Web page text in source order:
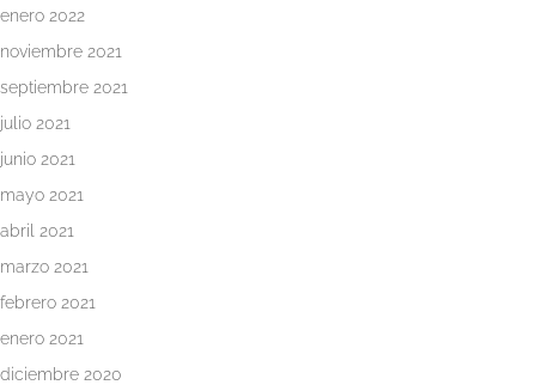
enero 2022
noviembre 2021
septiembre 2021
julio 2021
junio 2021
mayo 2021
abril 2021
marzo 2021
febrero 2021
enero 2021
diciembre 2020